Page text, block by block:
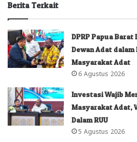
Berita Terkait
DPRP Papua
Dewan Adat dalam
Masyarakat Adat
6 Agustus 2026
Investasi Wajib
Masyarakat Adat,
Dalam RUU
5 Agustus 2026